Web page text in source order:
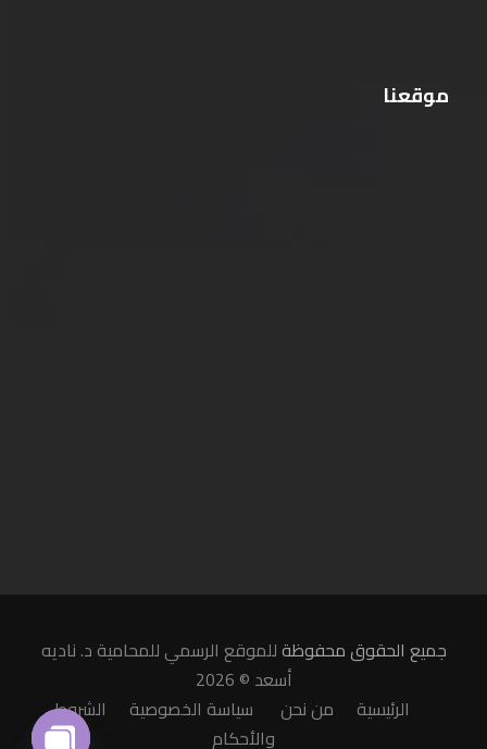
موقعنا
جميع الحقوق محفوظةللموقع الرسمي للمحامية د. ناديه
أسعد © 2026
الرئيسية
من نحن سياسة الخصوصية
الشروط
والأحكام